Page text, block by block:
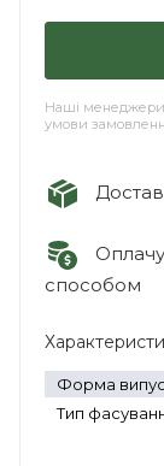
Наші менеджери
умови
способом
Форма
Тип